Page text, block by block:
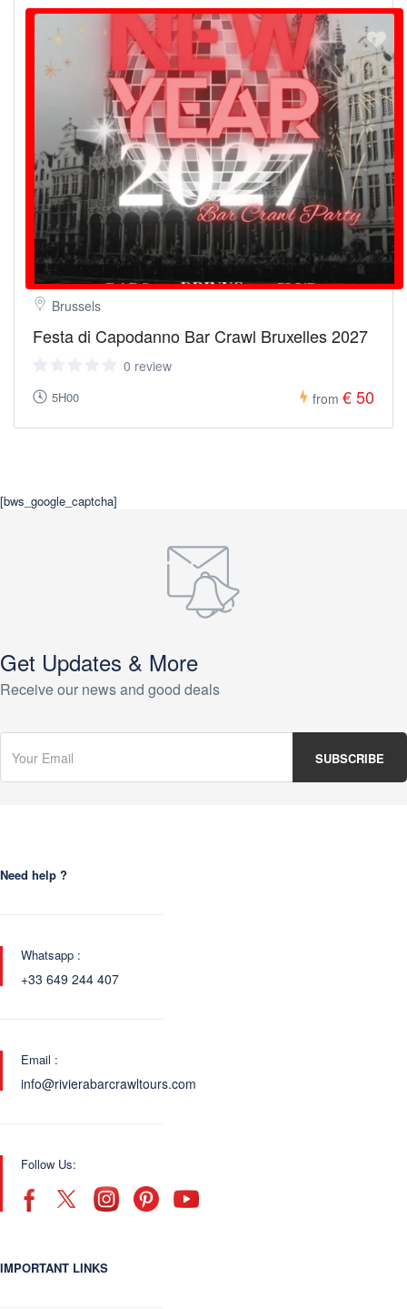
Brussels
Festa di Capodanno Bar Crawl Bruxelles 2027
0 review
5H00 from € 50
[bws_google_captcha]
Get Updates & More
Receive our news and good deals
Need help ?
Whatsapp :
+33 649 244 407
Email :
info@rivierabarcrawltours.com
Follow Us:
IMPORTANT LINKS